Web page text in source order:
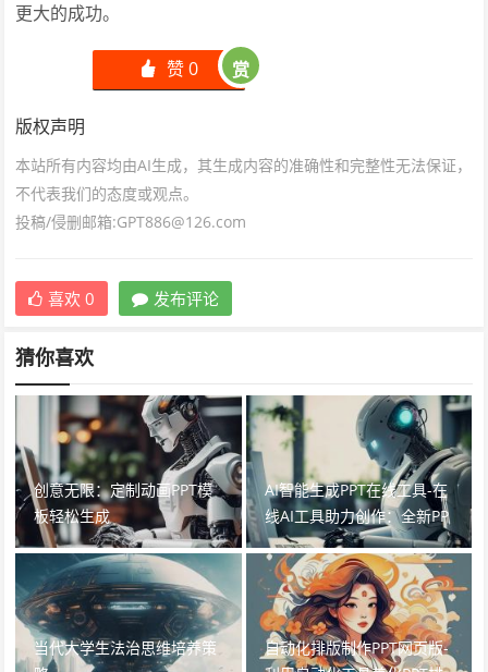
更大的成功。
󰄼 赞0 赏
版权声明
本站所有内容均由AI生成，其生成内容的准确性和完整性无法保证，
不代表我们的态度或观点。
投稿/侵删邮箱:GPT886@126.com
喜欢 0 发布评论
猜你喜欢
创意无限：定制动画PPT模
板轻松生成
AI智能生成PPT在线工具-在
线AI工具助力创作：全新PP
T生成引擎
当代大学生法治思维培养策
自动化排版制作PPT网页版-